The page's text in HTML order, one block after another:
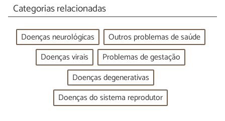
Categorias relacionadas
Doenças neurológicas
Outros problemas de saúde
Doenças virais
Problemas de gestação
Doenças degenerativas
Doenças do sistema reprodutor